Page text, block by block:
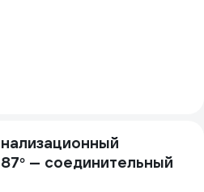
— соединительный